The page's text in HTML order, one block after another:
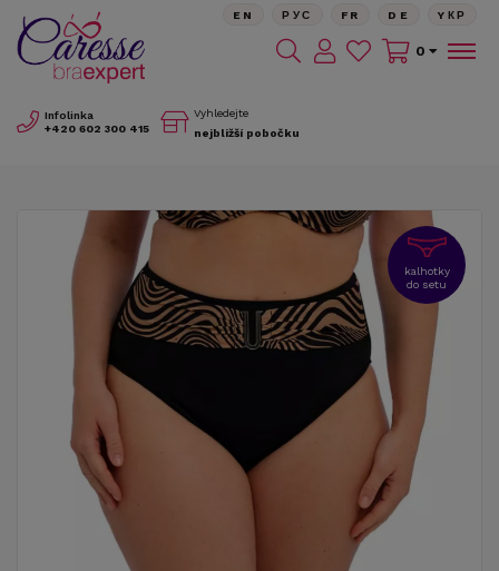
Infolinka
+420 602 300 415
Vyhledejte
nejbližší pobočku
EN РУС FR DE YКР
0
kalhotky
do setu